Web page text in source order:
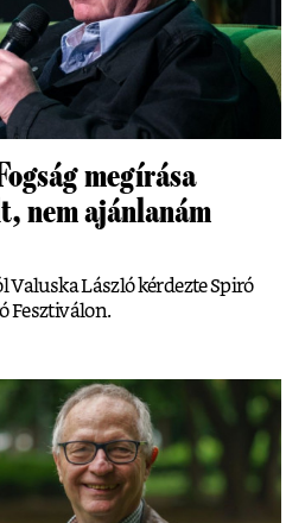
megírása
nem ajánlanám
Valuska László kérdezte Spiró
Fesztiválon.